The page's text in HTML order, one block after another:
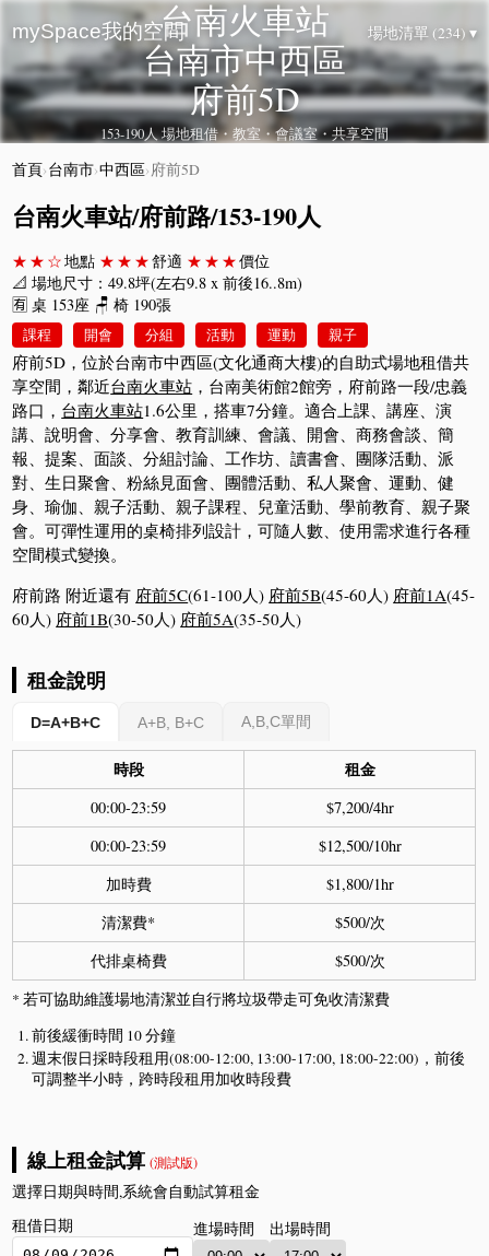
mySpace我的空間 場地清單 (234) ▾
台南火車站
台南市中西區
府前5D
153-190人 場地租借・教室・會議室・共享空間
首頁›台南市›中西區›府前5D
台南火車站/府前路/153-190人
★★☆地點 ★★★舒適 ★★★價位
📐 場地尺寸：49.8坪(左右9.8 x 前後16..8m)
🈶 桌 153座 🪑 椅 190張
課程 開會 分組 活動 運動 親子
府前5D，位於台南市中西區(文化通商大樓)的自助式場地租借共
享空間，鄰近台南火車站 ，台南美術館2館旁，府前路一段/忠義
路口， 台南火車站1.6公里，搭車7分鐘。適合上課、講座、演
講、說明會、分享會、教育訓練、會議、開會、商務會談、簡
報、提案、面談、分組討論、工作坊、讀書會、團隊活動、派
對、生日聚會、粉絲見面會、團體活動、私人聚會、運動、健
身、瑜伽、親子活動、親子課程、兒童活動、學前教育、親子聚
會。可彈性運用的桌椅排列設計，可隨人數、使用需求進行各種
空間模式變換。
府前路 附近還有 府前5C(61-100人) 府前5B(45-60人) 府前1A(45-
60人) 府前1B(30-50人) 府前5A(35-50人)
租金說明
D=A+B+C A+B, B+C A,B,C單間
時段 租金
00:00-23:59
$7,200/4hr
00:00-23:59
$12,500/10hr
加時費
$1,800/1hr
清潔費*
$500/次
代排桌椅費
$500/次
* 若可協助維護場地清潔並自行將垃圾帶走可免收清潔費
前後緩衝時間 10 分鐘
週末假日採時段租用(08:00-12:00, 13:00-17:00, 18:00-22:00)，前後
可調整半小時，跨時段租用加收時段費
線上租金試算(測試版)
選擇日期與時間,系統會自動試算租金
租借日期
進場時間 出場時間